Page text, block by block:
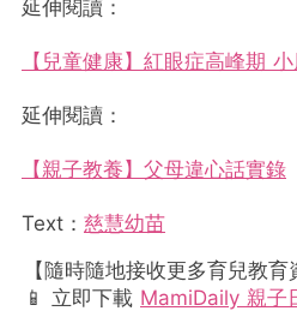
延伸閱讀：
【兒童健康】紅眼症高峰期
延伸閱讀：
【親子教養】父母違心話實錄
Text： 慈慧幼苗
【隨時隨地接收更多育兒教育
📱 立即下載 MamiDaily 親子